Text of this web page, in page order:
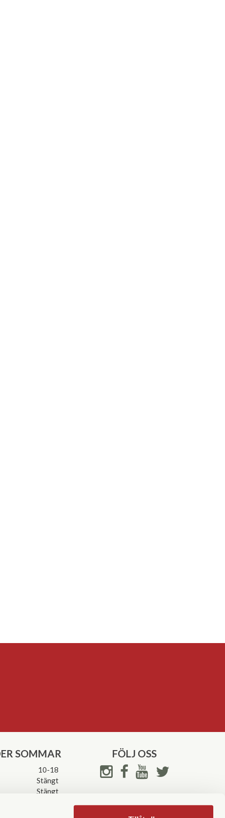
SOMMAR
10-18
Stängt
Stängt
FÖLJ OSS